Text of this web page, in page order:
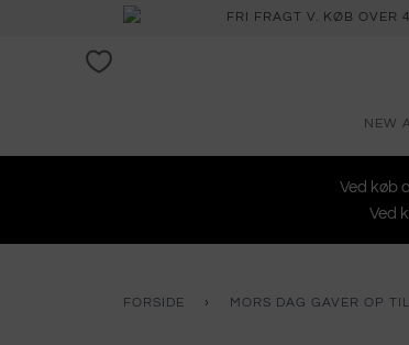
FRI FRAGT V. KØB OVER
NEW
Ved køb
Ved
FORSIDE › MORS DAG GAVER OP